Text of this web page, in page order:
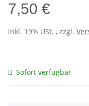
7,50 €
inkl. 19% USt. , zzgl.
Sofort verfügbar